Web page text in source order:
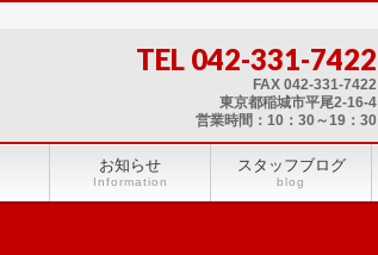
TEL 042-331-7422
FAX 042-331-7422
東京都稲城市平尾2-16-4
営業時間：10：30～19：30
お知らせ
Information
スタッフブログ
blog